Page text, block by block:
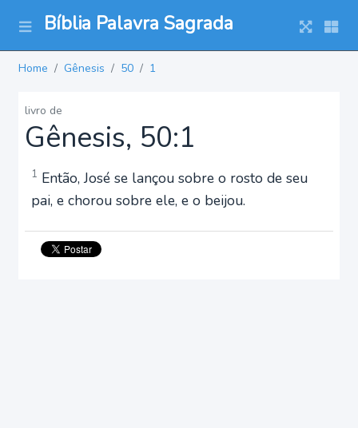
Bíblia Palavra Sagrada
Home Gênesis 50 1
livro de
Gênesis, 50:1
1 Então, José se lançou sobre o rosto de seu
pai, e chorou sobre ele, e o beijou.